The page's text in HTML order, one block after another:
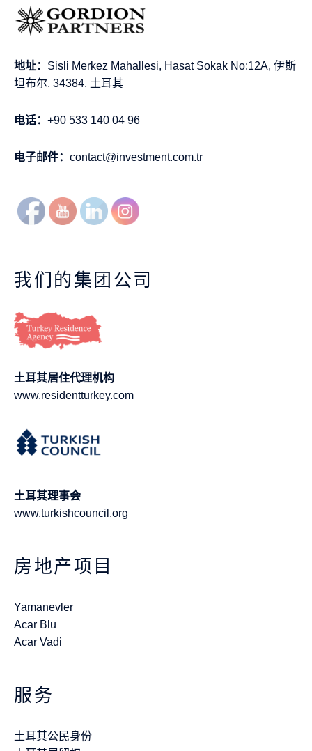
地址： Sisli Merkez Mahallesi, Hasat Sokak No:12A, 伊斯
坦布尔, 34384, 土耳其
电话： +90 533 140 04 96
电子邮件： contact@investment.com.tr
我们的集团公司
土耳其居住代理机构
www.residentturkey.com
土耳其理事会
www.turkishcouncil.org
房地产项目
Yamanevler
Acar Blu
Acar Vadi
服务
土耳其公民身份